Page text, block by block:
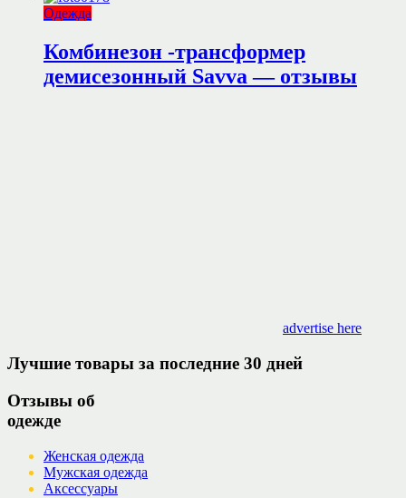
Одежда
Комбинезон -трансформер
демисезонный Savva — отзывы
advertise here
Лучшие товары за последние 30 дней
Отзывы об
одежде
Женская одежда
Мужская одежда
Аксессуары